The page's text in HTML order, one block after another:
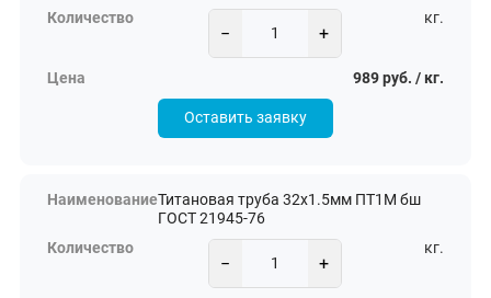
− +
кг.
989 руб. / кг.
Оставить заявку
Титановая труба 32х1.5мм ПТ1М бш
ГОСТ 21945-76
− +
кг.